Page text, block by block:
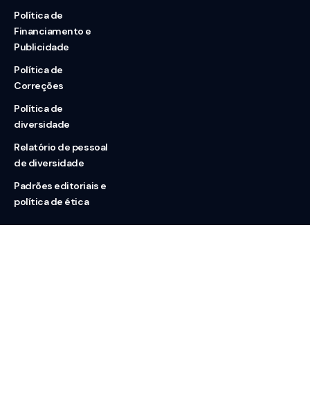
Política de
Financiamento e
Publicidade
Política de
Correções
Política de
diversidade
Relatório de pessoal
de diversidade
Padrões editoriais e
política de ética